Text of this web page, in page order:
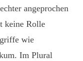
angeprochen
keine Rolle
wie
Im Plural